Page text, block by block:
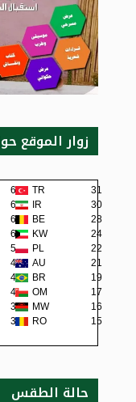
زوار الموقع
65 TR
31
62 IR
30
62 BE
28
60 KW
24
57 PL
22
48 AU
21
45 BR
19
42 OM
17
38 MW
16
36 RO 15
حالة الطقس